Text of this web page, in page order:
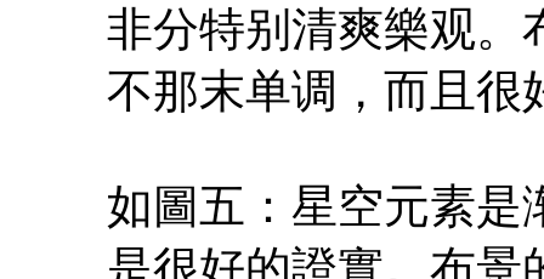
非分特别清爽樂观。
不那末单调，而且很
如圖五：星空元素是
是很好的證實。布景